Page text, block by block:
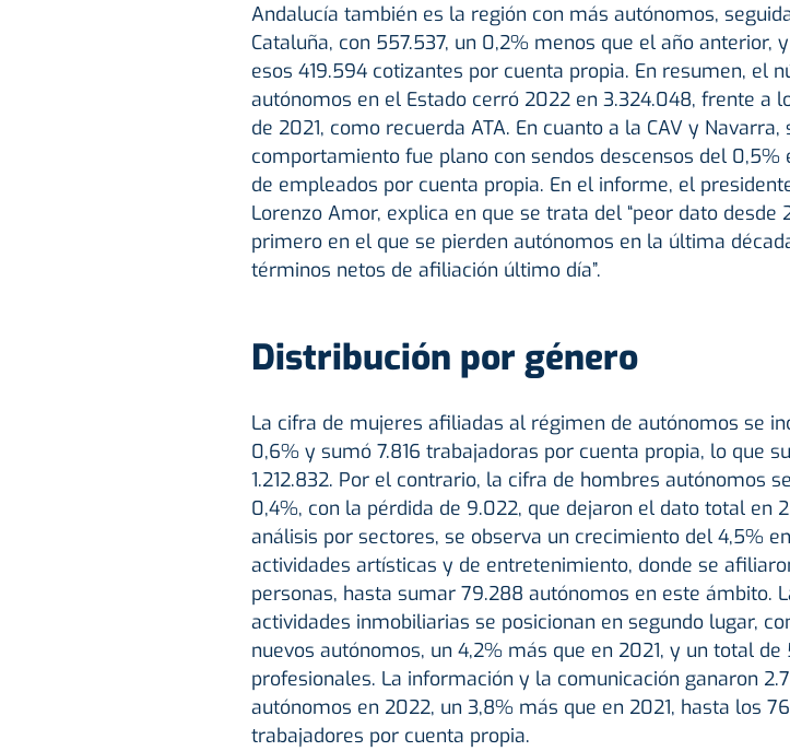
Andalucía también es la región con más autónomos,
Cataluña, con 557.537, un 0,2% menos que el año anterior,
esos 419.594 cotizantes por cuenta propia. En resumen, el
autónomos en el Estado cerró 2022 en 3.324.048, frente a
de 2021, como recuerda ATA. En cuanto a la CAV y Navarra,
comportamiento fue plano con sendos descensos del 0,5%
de empleados por cuenta propia. En el informe, el
Lorenzo Amor, explica en que se trata del “peor dato desde
primero en el que se pierden autónomos en la última
términos netos de afiliación último día”.
Distribución por género
La cifra de mujeres afiliadas al régimen de autónomos se
0,6% y sumó 7.816 trabajadoras por cuenta propia, lo que
1.212.832. Por el contrario, la cifra de hombres autónomos
0,4%, con la pérdida de 9.022, que dejaron el dato total en
análisis por sectores, se observa un crecimiento del 4,5%
actividades artísticas y de entretenimiento, donde se
personas, hasta sumar 79.288 autónomos en este ámbito.
actividades inmobiliarias se posicionan en segundo lugar,
nuevos autónomos, un 4,2% más que en 2021, y un total de
profesionales. La información y la comunicación ganaron
autónomos en 2022, un 3,8% más que en 2021, hasta los
trabajadores por cuenta propia.